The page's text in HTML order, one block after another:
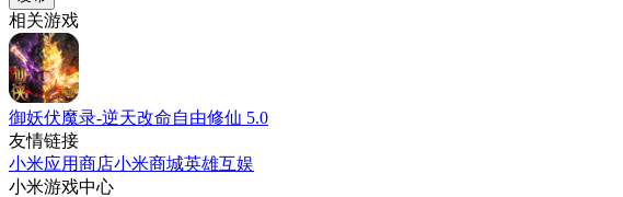
相关游戏
御妖伏魔录-逆天改命自由修仙 5.0
友情链接
小米应用商店小米商城英雄互娱
小米游戏中心